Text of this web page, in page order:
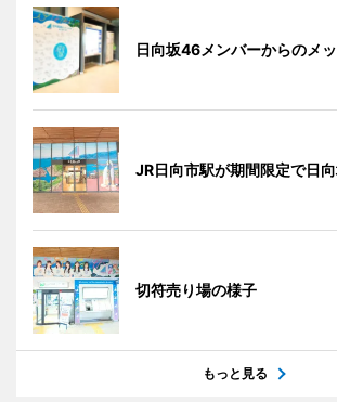
日向坂46メンバーからのメ
JR日向市駅が期間限定で日
切符売り場の様子
もっと見る